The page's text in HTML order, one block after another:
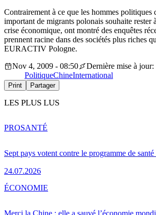
Contrairement à ce que les hommes politiques
important de migrants polonais souhaite rester
crise économique, ont montré des enquêtes
prennent racine dans des sociétés plus riches
EURACTIV Pologne.
Nov 4, 2009 - 08:50
Dernière mise à
PolitiqueChineInternational
Print Partager
LES PLUS LUS
Sept pays votent contre le programme de
24.07.2026
PROSANTÉ
Merci la Chine : elle a sauvé l’économie
ÉCONOMIE